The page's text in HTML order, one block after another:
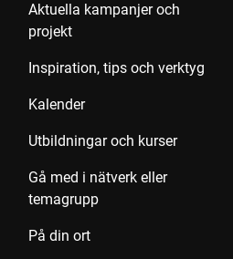
Aktuella kampanjer och
projekt
Inspiration, tips och verktyg
Kalender
Utbildningar och kurser
Gå med i nätverk eller
temagrupp
På din ort